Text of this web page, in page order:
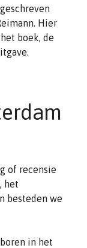
Hier
boek, de
of recensie
het
besteden we
in het